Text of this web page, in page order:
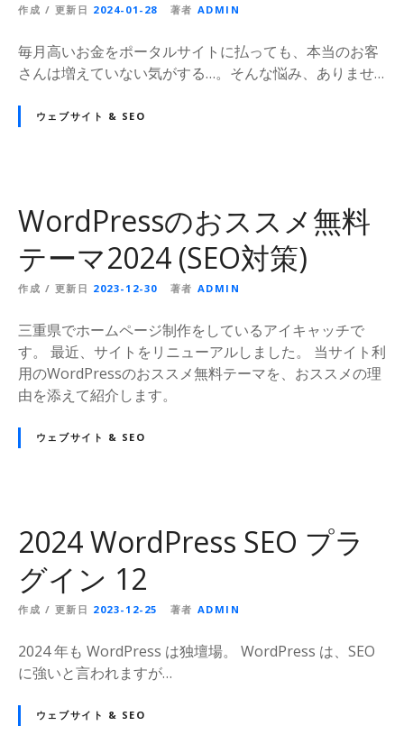
作成 / 更新日 2024-01-28 著者 ADMIN
毎月高いお金をポータルサイトに払っても、本当のお客
さんは増えていない気がする…。そんな悩み、ありませ…
ウェブサイト & SEO
WordPressのおススメ無料
テーマ2024 (SEO対策)
作成 / 更新日 2023-12-30 著者 ADMIN
三重県でホームページ制作をしているアイキャッチで
す。 最近、サイトをリニューアルしました。 当サイト利
用のWordPressのおススメ無料テーマを、おススメの理
由を添えて紹介します。
ウェブサイト & SEO
2024 WordPress SEO プラ
グイン 12
作成 / 更新日 2023-12-25 著者 ADMIN
2024 年も WordPress は独壇場。 WordPress は、SEO
に強いと言われますが…
ウェブサイト & SEO